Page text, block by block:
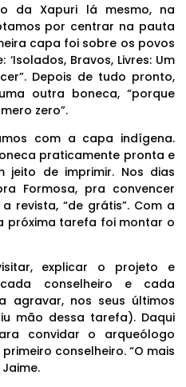
da Xapuri lá mesmo, na
por centrar na pauta
capa foi sobre os povos
Bravos, Livres: Um
Depois de tudo pronto,
outra boneca, “porque
zero”.
com a capa indígena.
praticamente pronta e
de imprimir. Nos dias
Formosa, pra convencer
revista, “de grátis”. Com a
próxima tarefa foi montar o
explicar o projeto e
conselheiro e cada
agravar, nos seus últimos
mão dessa tarefa). Daqui
convidar o arqueólogo
conselheiro. “O mais